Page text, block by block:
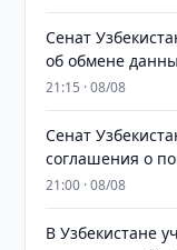
Сенат
об обмене
21:15 · 08/08
Сенат
соглашения о
21:00 · 08/08
В Узбекистане